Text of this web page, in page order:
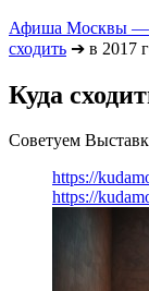
Афиша Москвы —
сходить ➔ в 2017
Куда
Советуем
https://
https://